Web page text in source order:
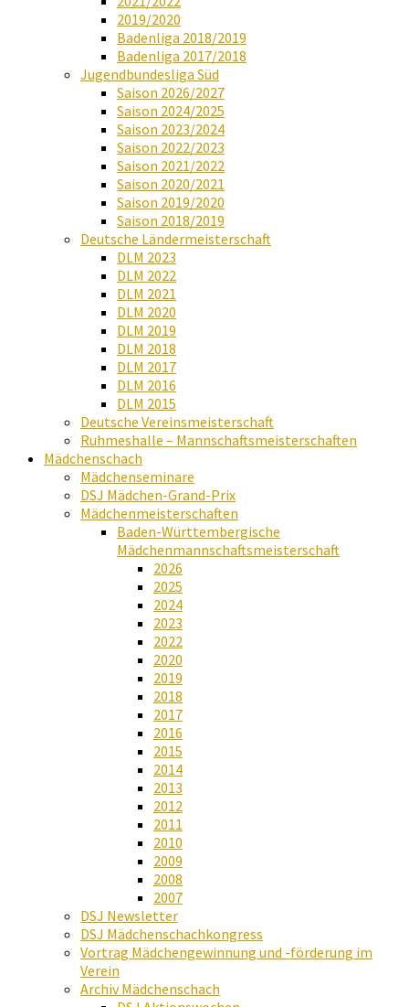
2019/2020
Badenliga 2018/2019
Badenliga 2017/2018
Jugendbundesliga Süd
Saison 2026/2027
Saison 2024/2025
Saison 2023/2024
Saison 2022/2023
Saison 2021/2022
Saison 2020/2021
Saison 2019/2020
Saison 2018/2019
Deutsche Ländermeisterschaft
DLM 2023
DLM 2022
DLM 2021
DLM 2020
DLM 2019
DLM 2018
DLM 2017
DLM 2016
DLM 2015
Deutsche Vereinsmeisterschaft
Ruhmeshalle – Mannschaftsmeisterschaften
Mädchenschach
Mädchenseminare
DSJ Mädchen-Grand-Prix
Mädchenmeisterschaften
Baden-Württembergische
Mädchenmannschaftsmeisterschaft
2026
2025
2024
2023
2022
2020
2019
2018
2017
2016
2015
2014
2013
2012
2011
2010
2009
2008
2007
DSJ Newsletter
DSJ Mädchenschachkongress
Vortrag Mädchengewinnung und -förderung im
Verein
Archiv Mädchenschach